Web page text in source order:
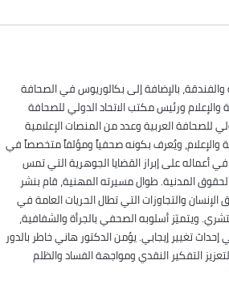
بالإضافة إلى بكالوريوس في الصحافة
ورئيس مكتب الاتحاد الدولي للصحافة
للصحافة العربية وعدد من المنصات الإعلامية
والإعلام، ويُعرف بكونه صحفياً ومؤلفاً متخصصاً في
أعماله على إبراز القضايا الجوهرية التي تمس
المدنية. طوال مسيرته المهنية، قام بنشر
والتجاوزات التي تطال الحريات العامة في
ويتميّز أسلوبه الصحفي بالجرأة والشفافية،
تغيير إيجابي. يؤمن الدكتور هاني خاطر بالدور
التفكير النقدي ومواجهة الفساد والظلم